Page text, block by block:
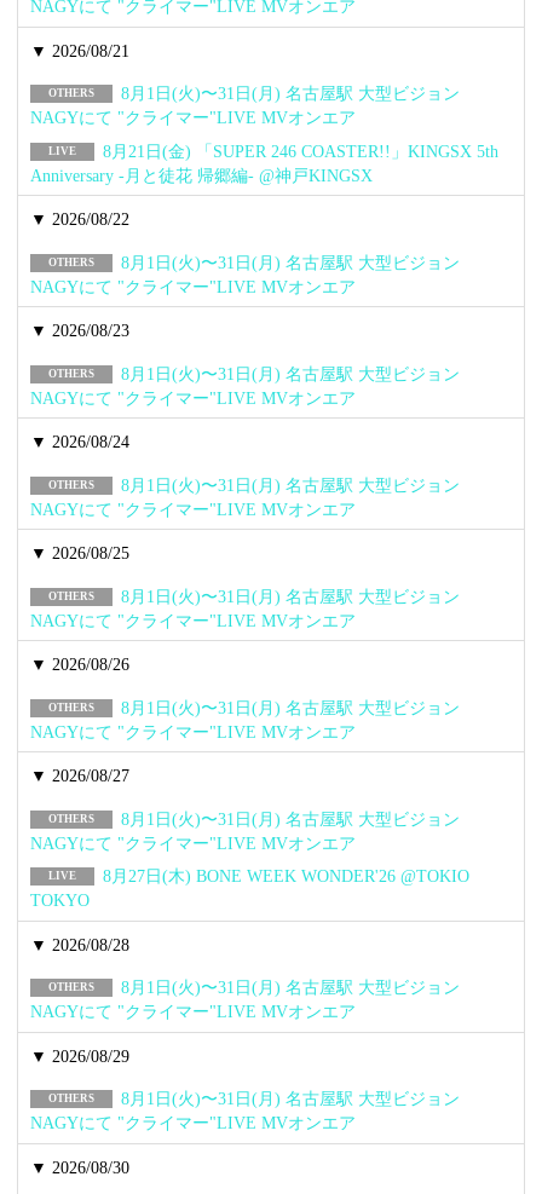
NAGYにて "クライマー"LIVE MVオンエア
▼ 2026/08/21
OTHERS
8月1日(火)〜31日(月) 名古屋駅 大型ビジョン
NAGYにて "クライマー"LIVE MVオンエア
LIVE
8月21日(金) 「SUPER 246 COASTER!!」KINGSX 5th
Anniversary -月と徒花 帰郷編- @神戸KINGSX
▼ 2026/08/22
OTHERS
8月1日(火)〜31日(月) 名古屋駅 大型ビジョン
NAGYにて "クライマー"LIVE MVオンエア
▼ 2026/08/23
OTHERS
8月1日(火)〜31日(月) 名古屋駅 大型ビジョン
NAGYにて "クライマー"LIVE MVオンエア
▼ 2026/08/24
OTHERS
8月1日(火)〜31日(月) 名古屋駅 大型ビジョン
NAGYにて "クライマー"LIVE MVオンエア
▼ 2026/08/25
OTHERS
8月1日(火)〜31日(月) 名古屋駅 大型ビジョン
NAGYにて "クライマー"LIVE MVオンエア
▼ 2026/08/26
OTHERS
8月1日(火)〜31日(月) 名古屋駅 大型ビジョン
NAGYにて "クライマー"LIVE MVオンエア
▼ 2026/08/27
OTHERS
8月1日(火)〜31日(月) 名古屋駅 大型ビジョン
NAGYにて "クライマー"LIVE MVオンエア
LIVE
8月27日(木) BONE WEEK WONDER'26 @TOKIO
TOKYO
▼ 2026/08/28
OTHERS
8月1日(火)〜31日(月) 名古屋駅 大型ビジョン
NAGYにて "クライマー"LIVE MVオンエア
▼ 2026/08/29
OTHERS
8月1日(火)〜31日(月) 名古屋駅 大型ビジョン
NAGYにて "クライマー"LIVE MVオンエア
▼ 2026/08/30